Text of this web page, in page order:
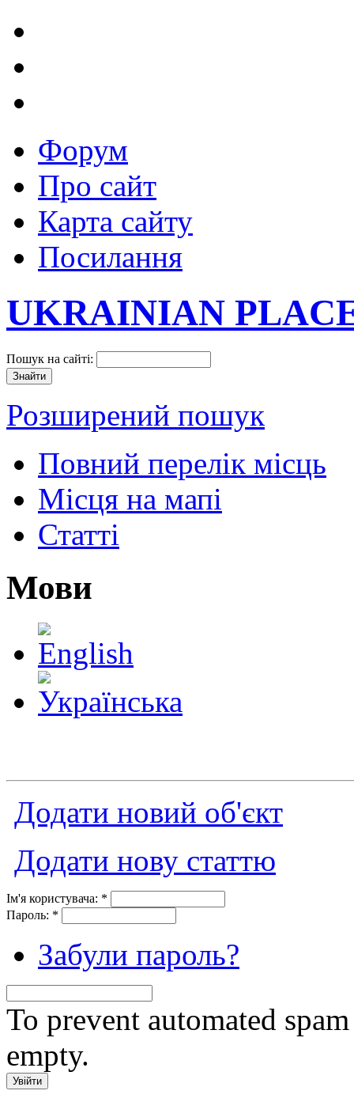
Форум
Про сайт
Карта сайту
Посилання
UKRAINIAN
Пошук на сайті:
Розширений пошук
Повний перелік місць
Місця на мапі
Статті
Мови
Додати новий об'єкт
Додати нову статтю
Ім'я користувача: *
Пароль: *
Забули пароль?
To prevent automated
empty.